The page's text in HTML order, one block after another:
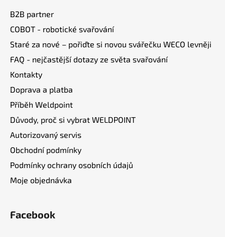
i
u
B2B partner
COBOT - robotické svařování
Staré za nové – pořiďte si novou svářečku WECO levněji
FAQ - nejčastější dotazy ze světa svařování
Kontakty
Doprava a platba
Příběh Weldpoint
Důvody, proč si vybrat WELDPOINT
Autorizovaný servis
Obchodní podmínky
Podmínky ochrany osobních údajů
Moje objednávka
Facebook